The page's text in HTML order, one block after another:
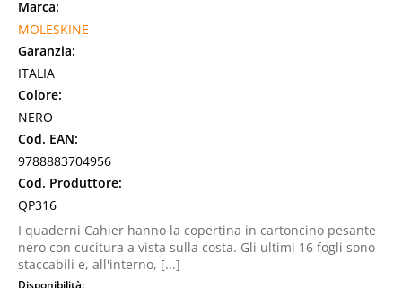
Marca:
MOLESKINE
Garanzia:
ITALIA
Colore:
NERO
Cod. EAN:
9788883704956
Cod. Produttore:
QP316
I quaderni Cahier hanno la copertina in cartoncino pesante
nero con cucitura a vista sulla costa. Gli ultimi 16 fogli sono
staccabili e, all'interno, [...]
Disponibilità: